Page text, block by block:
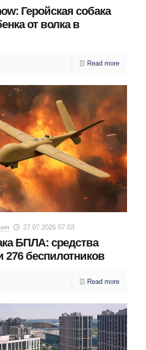
Геройская собака
от волка в
Read more
27.07.2026 07:03
БПЛА: средства
беспилотников
Read more